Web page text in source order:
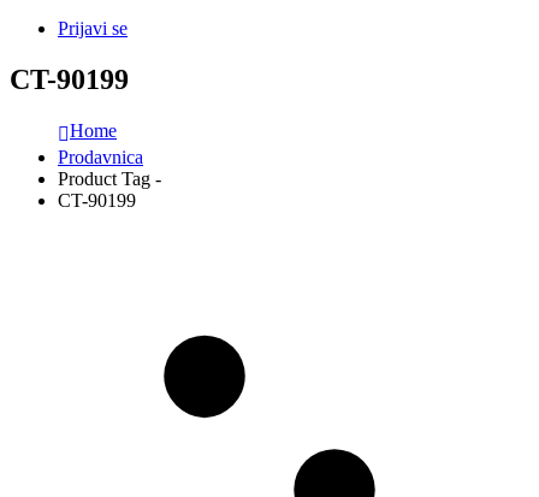
Prijavi se
CT-90199
Home
Prodavnica
Product Tag -
CT-90199